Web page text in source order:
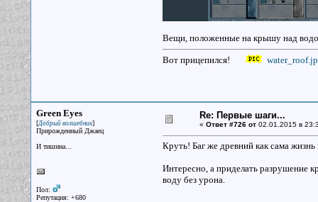
Вещи, положенные на крышу над
Вот прицепился!
Green Eyes
[Добрый волшебник]
Прирожденный Джаец
И тишина...
Пол:
Репутация: +680
Re: Первые шаги...
« Ответ #726 от02.01.2015 в
Круть! Баг же древний как сама жизнь
Интересно, а приделать разрушение
воду без урона.